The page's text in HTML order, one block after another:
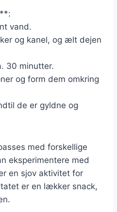
vand.
og kanel, og ælt dejen
30 minutter.
og form dem omkring
de er gyldne og
med forskellige
eksperimentere med
en sjov aktivitet for
er en lækker snack,